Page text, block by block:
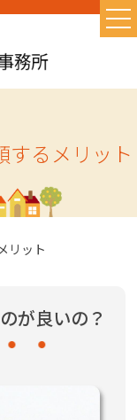
するメリット
リット
が良いの？